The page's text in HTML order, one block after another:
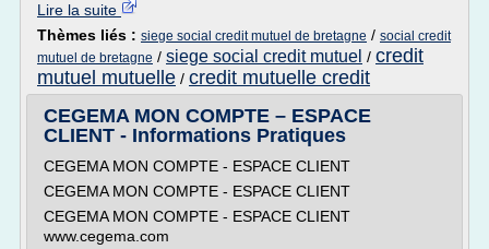
Lire la suite
Thèmes liés : siege social credit mutuel de bretagne / social credit
mutuel de bretagne / siege social credit mutuel / credit
mutuel mutuelle / credit mutuelle credit
CEGEMA MON COMPTE – ESPACE
CLIENT - Informations Pratiques
CEGEMA MON COMPTE - ESPACE CLIENT
CEGEMA MON COMPTE - ESPACE CLIENT
CEGEMA MON COMPTE - ESPACE CLIENT
www.cegema.com